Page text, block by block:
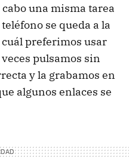
una misma tarea
se queda a la
preferimos usar
pulsamos sin
y la grabamos en
algunos enlaces se